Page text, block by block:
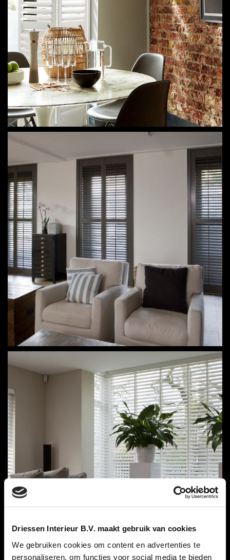
Driessen Interieur B.V. maakt gebruik van cookies
We gebruiken cookies om content en advertenties te
personaliseren, om functies voor social media te bieden